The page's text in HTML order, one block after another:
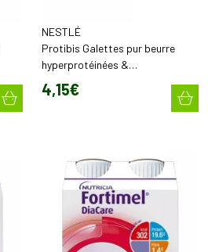
NESTLÉ
Protibis Galettes pur beurre
hyperprotéinées &
hyperénergétiques Citron (x16)
4,15€